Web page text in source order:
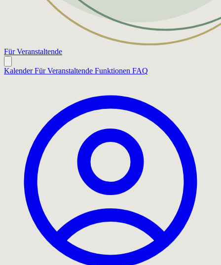
Für Veranstaltende
Kalender Für Veranstaltende Funktionen FAQ